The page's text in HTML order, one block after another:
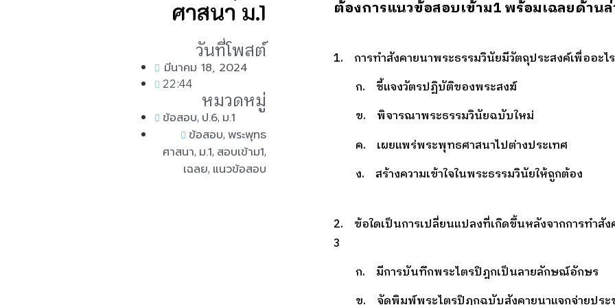
ศาสนา ม.1
วันที่โพสต์
มีนาคม 18, 2024
22:44
หมวดหมู่
ข้อสอบ, ป.6, ม.1
ข้อสอบ, พระพุทธ
ศาสนา, ม.1, สอบเข้าม1,
เฉลย, แนวข้อสอบ
ต้องการแนวข้อสอบเข้าม1 พร้อมเฉลยด้านล่
1. การทำสังคายนาพระธรรมวินัยมีวัตถุประสงค์เพื่ออะไร
ก. ชี้แจงวัตรปฏิบัติของพระสงฆ์
ข. พิจารณาพระธรรมวินัยฉบับใหม่
ค. เผยแพร่พระพุทธศาสนาไปต่างประเทศ
ง. สร้างความเข้าใจในพระธรรมวินัยให้ถูกต้อง
2. ข้อใดเป็นการเปลี่ยนแปลงที่เกิดขึ้นหลังจากการทำสัง
3
ก. มีการบันทึกพระไตรปิฎกเป็นลายลักษณ์อักษร